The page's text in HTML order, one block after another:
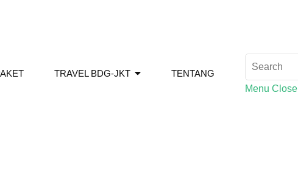
TRAVEL BDG-JKT
TENTANG
Menu Close